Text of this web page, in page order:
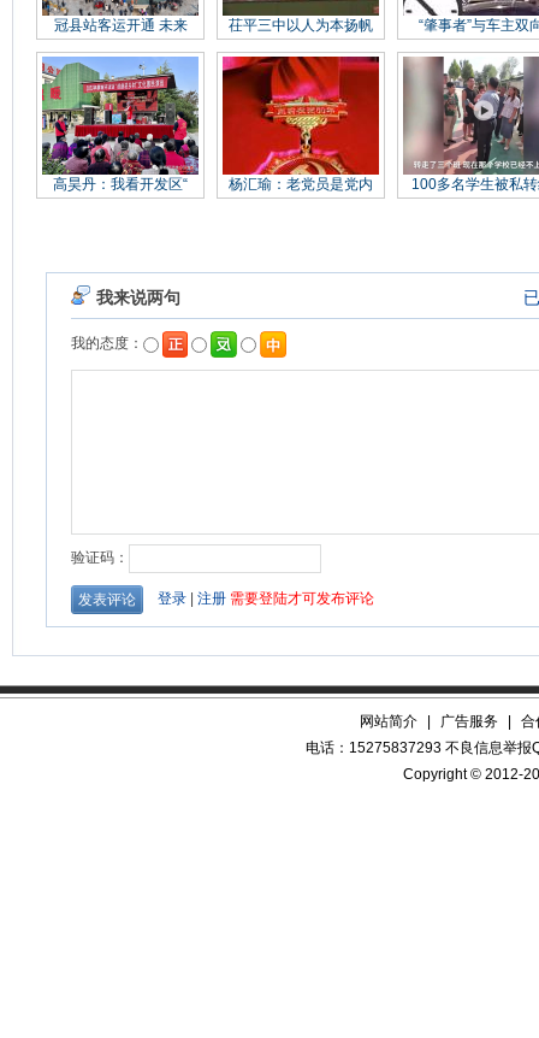
冠县站客运开通 未来 茌平三中以人为本扬帆 “肇事者”与车主双
高昊丹：我看开发区“ 杨汇瑜：老党员是党内 100多名学生被私
网站简介 广告服务
合
电话：15275837293 不良信息举
Copyright © 2012-